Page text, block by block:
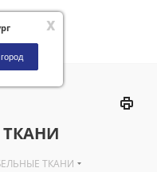
x
ТКАНИ